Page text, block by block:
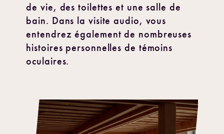
de vie, des toilettes et une salle de
bain. Dans la visite audio, vous
entendrez également de nombreuses
histoires personnelles de témoins
oculaires.